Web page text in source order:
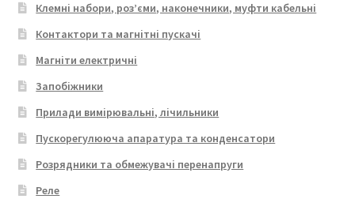
Клемні набори, роз’єми, наконечники, муфти кабельні
Контактори та магнітні пускачі
Магніти електричні
Запобіжники
Прилади вимірювальні, лічильники
Пускорегулююча апаратура та конденсатори
Розрядники та обмежувачі перенапруги
Реле